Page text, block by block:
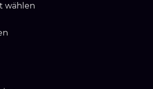
wählen